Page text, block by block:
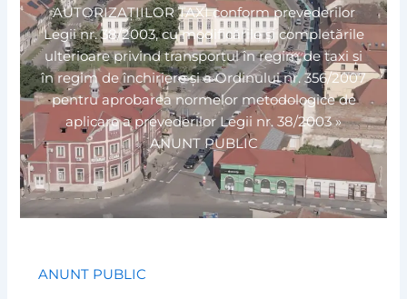
AUTORIZAȚIILOR TAXI conform prevederilor
Legii nr. 38/2003, cu modificările și completările
ulterioare privind transportul în regim de taxi și
în regim de închiriere și a Ordinului nr. 356/2007
pentru aprobarea normelor metodologice de
aplicare a prevederilor Legii nr. 38/2003»
ANUNT PUBLIC
ANUNT PUBLIC